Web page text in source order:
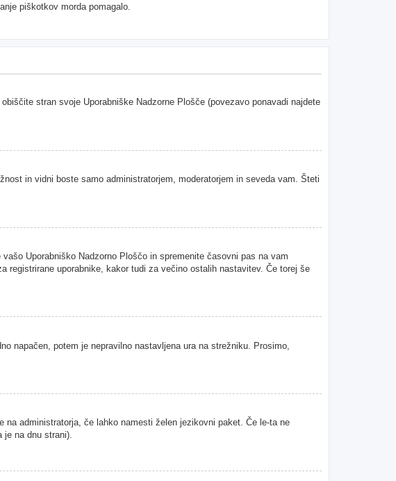
piškotkov morda pomagalo.
stran svoje Uporabniške Nadzorne Plošče (povezavo ponavadi najdete
in vidni boste samo administratorjem, moderatorjem in seveda vam. Šteti
Uporabniško Nadzorno Ploščo in spremenite časovni pas na vam
registrirane uporabnike, kakor tudi za večino ostalih nastavitev. Če torej še
napačen, potem je nepravilno nastavljena ura na strežniku. Prosimo,
administratorja, če lahko namesti želen jezikovni paket. Če le-ta ne
je na dnu strani).